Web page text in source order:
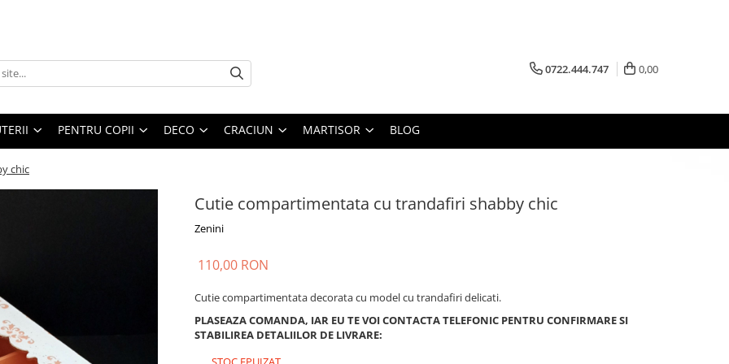
0722.444.747 0,00
PENTRU COPII DECO CRACIUN MARTISOR BLOG
chic
Cutie compartimentata cu trandafiri shabby chic
Zenini
110,00 RON
Cutie compartimentata decorata cu model cu trandafiri delicati.
PLASEAZA COMANDA, IAR EU TE VOI CONTACTA TELEFONIC PENTRU CONFIRMARE SI
STABILIREA DETALIILOR DE LIVRARE: